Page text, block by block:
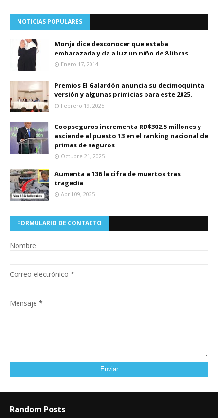
NOTICIAS POPULARES
Monja dice desconocer que estaba
embarazada y da a luz un niño de 8 libras
Enero 17, 2014
Premios El Galardón anuncia su decimoquinta
versión y algunas primicias para este 2025.
Febrero 19, 2025
Coopseguros incrementa RD$302.5 millones y
asciende al puesto 13 en el ranking nacional de
primas de seguros
Octubre 21, 2025
Aumenta a 136 la cifra de muertos tras
tragedia
Abril 09, 2025
FORMULARIO DE CONTACTO
Nombre
Correo electrónico *
Mensaje *
Random Posts